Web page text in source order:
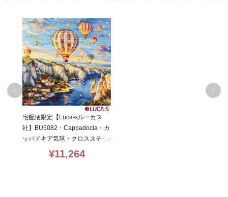
宅配便限定【Luca-sルーカス
社】BU5082・Cappadocia・カ
ッパドキア気球・クロスステッ
チキット・ライン入り16CT・3
0×30・LUCA-S社糸・全面刺し
¥11,264